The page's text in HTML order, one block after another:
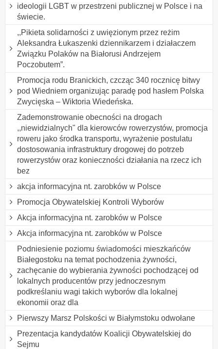
ideologii LGBT w przestrzeni publicznej w Polsce i na
świecie.
,,Pikieta solidarności z uwięzionym przez reżim
Aleksandra Łukaszenki dziennikarzem i działaczem
Związku Polaków na Białorusi Andrzejem
Poczobutem”.
Promocja rodu Branickich, czcząc 340 rocznicę bitwy
pod Wiedniem organizując paradę pod hasłem Polska
Zwycięska – Wiktoria Wiedeńska.
Zademonstrowanie obecności na drogach
,,niewidzialnych" dla kierowców rowerzystów, promocja
roweru jako środka transportu, wyrażenie postulatu
dostosowania infrastruktury drogowej do potrzeb
rowerzystów oraz konieczności działania na rzecz ich
bez
akcja informacyjna nt. zarobków w Polsce
Promocja Obywatelskiej Kontroli Wyborów
Akcja informacyjna nt. zarobków w Polsce
Akcja informacyjna nt. zarobków w Polsce
Podniesienie poziomu świadomości mieszkańców
Białegostoku na temat pochodzenia żywności,
zachęcanie do wybierania żywności pochodzącej od
lokalnych producentów przy jednoczesnym
podkreślaniu wagi takich wyborów dla lokalnej
ekonomii oraz dla
Pierwszy Marsz Polskości w Białymstoku odwołane
Prezentacja kandydatów Koalicji Obywatelskiej do
Sejmu